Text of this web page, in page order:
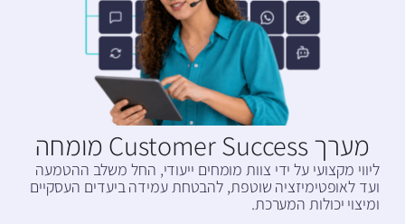
מערך Customer Success מומחה
ליווי מקצועי על ידי צוות מומחים ייעודי, החל משלב ההטמעה
ועד לאופטימיזציה שוטפת, להבטחת עמידה ביעדים העסקיים
ומיצוי יכולות המערכת.